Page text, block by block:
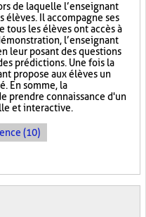
de laquelle l’enseignant
élèves. Il accompagne ses
tous les élèves ont accès à
l’enseignant
leur posant des questions
prédictions. Une fois la
propose aux élèves un
En somme, la
prendre connaissance d'un
et interactive.
(10)